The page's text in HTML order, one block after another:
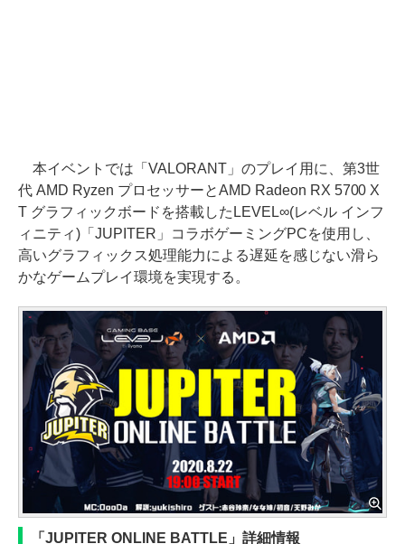
本イベントでは「VALORANT」のプレイ用に、第3世
代 AMD Ryzen プロセッサーとAMD Radeon RX 5700 X
T グラフィックボードを搭載したLEVEL∞(レベル インフ
ィニティ)「JUPITER」コラボゲーミングPCを使用し、
高いグラフィックス処理能力による遅延を感じない滑ら
かなゲームプレイ環境を実現する。
「JUPITER ONLINE BATTLE」詳細情報